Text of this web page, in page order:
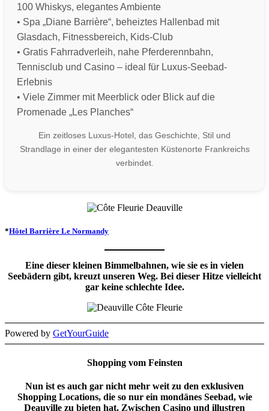
100 Whiskys, elegantes Ambiente
• Spa „Diane Barrière“, beheiztes Hallenbad mit
Glasdach, Fitnessbereich, Kids-Club
• Gratis Fahrradverleih, nahe Pferderennbahn,
Tennisclub und Casino – ideal für Luxus-Seebad-
Erlebnis
• Viele Zimmer mit Meerblick oder Blick auf die
Promenade „Les Planches“
Ein zeitloses Luxus-Hotel, das Geschichte, Stil und
Strandlage in einer der elegantesten Küstenorte Frankreichs
verbindet.
*Hôtel Barrière Le Normandy
Eine dieser kleinen Bimmelbahnen, wie sie es in vielen
Seebädern gibt, kreuzt unseren Weg. Bei dieser Hitze vielleicht
gar keine schlechte Idee.
Powered by GetYourGuide
Shopping vom Feinsten
Nun ist es auch gar nicht mehr weit zu den exklusiven
Shopping Locations, die so nur ein mondänes Seebad, wie
Deauville zu bieten hat. Zwischen Casino und illustren